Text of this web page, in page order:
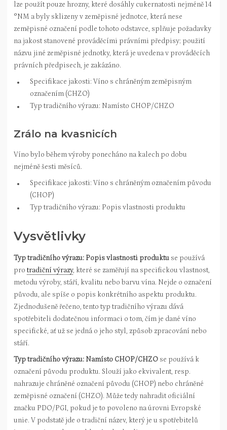
lze použít pouze hrozny, které dosáhly cukernatosti nejméně 14
°NM a byly sklizeny v zeměpisné jednotce, která nese
zeměpisné označení podle tohoto odstavce, splňuje požadavky
na jakost stanovené prováděcími právními předpisy; použití
názvu jiné zeměpisné jednotky, která je uvedena v prováděcích
právních předpisech, je zakázáno.
Specifikace jakosti: Víno s chráněným zeměpisným
označením (CHZO)
Typ tradičního výrazu: Namísto CHOP/CHZO
Zrálo na kvasnicích
Víno bylo během výroby ponecháno na kalech po dobu
nejméně šesti měsíců.
Specifikace jakosti: Víno s chráněným označením původu
(CHOP)
Typ tradičního výrazu: Popis vlastnosti produktu
Vysvětlivky
Typ tradičního výrazu: Popis vlastnosti produktu se používá
pro tradiční výrazy, které se zaměřují na specifickou vlastnost,
metodu výroby, stáří, kvalitu nebo barvu vína. Nejde o označení
původu, ale spíše o popis konkrétního aspektu produktu.
Zjednodušeně řečeno, tento typ tradičního výrazu dává
spotřebiteli dodatečnou informaci o tom, čím je dané víno
specifické, ať už se jedná o jeho styl, způsob zpracování nebo
stáří.
Typ tradičního výrazu: Namísto CHOP/CHZO se používá k
označení původu produktu. Slouží jako ekvivalent, resp.
nahrazuje chráněné označení původu (CHOP) nebo chráněné
zeměpisné označení (CHZO). Může tedy nahradit oficiální
značku PDO/PGI, pokud je to povoleno na úrovni Evropské
unie. V podstatě jde o tradiční název, který je u spotřebitelů